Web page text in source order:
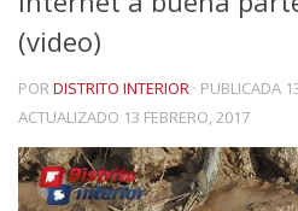
(video)
PORDISTRITO INTERIOR · PUBLICADA
ACTUALIZADO 13 FEBRERO, 2017